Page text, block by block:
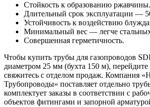
Стойкость к образованию ржавчины.
Длительный срок эксплуатации —
Устойчивость к воздействию
Минимальный вес — легче стальных
Совершенная герметичность.
Чтобы купить трубы для газопроводов
диаметром 25 мм (бухта 150 м),
свяжитесь с отделом продаж. Компания
Трубопроводы» поставляет отдельно
комплектует заказы в соответствии с
объектов фитингами и запорной